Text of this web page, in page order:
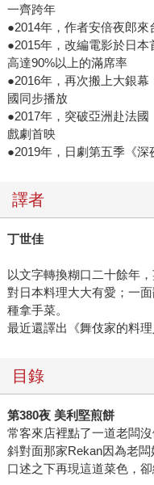
一齊跨年
●2014年，作者安倍夜郎
●2015年，改編電影於日
高達90%以上的滿席率
●2016年，再次搬上大銀
國同步播放
●2017年，突破亞洲赴法
戲劇首映
●2019年，日劇第五季《
譯者
丁世佳
以文字轉換糊口二十餘年
對日本料理大大有愛；一
種拿手菜。
最近還譯出《舞伎家的料理
目錄
第380夜 美利堅煎餅
常客來店裡點了一道老闆
斜對面那家Rekan因為老
口述之下再現這道菜色，